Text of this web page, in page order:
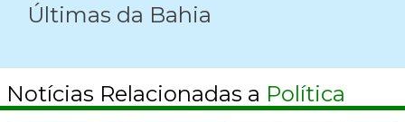
Últimas da Bahia
Notícias Relacionadas a Política